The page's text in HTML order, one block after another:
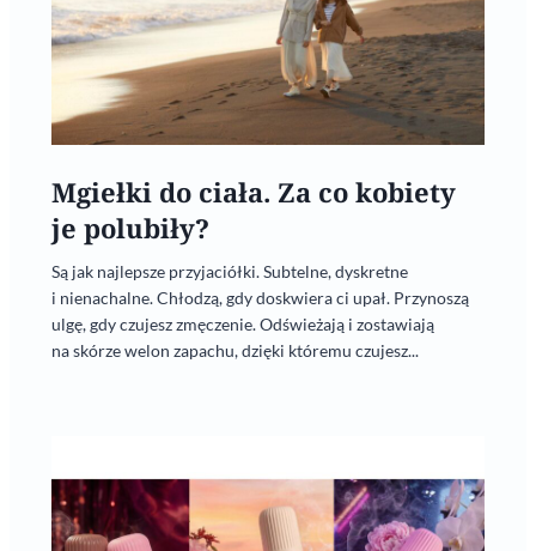
Mgiełki do ciała. Za co kobiety
je polubiły?
Są jak najlepsze przyjaciółki. Subtelne, dyskretne
i nienachalne. Chłodzą, gdy doskwiera ci upał. Przynoszą
ulgę, gdy czujesz zmęczenie. Odświeżają i zostawiają
na skórze welon zapachu, dzięki któremu czujesz...